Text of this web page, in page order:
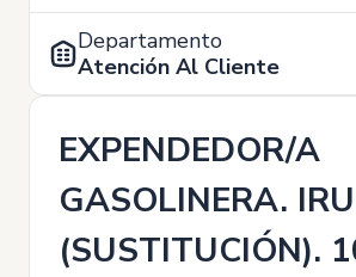
Departamento
Atención Al Cliente
EXPENDEDOR/A
GASOLINERA.
(SUSTITUCIÓN).